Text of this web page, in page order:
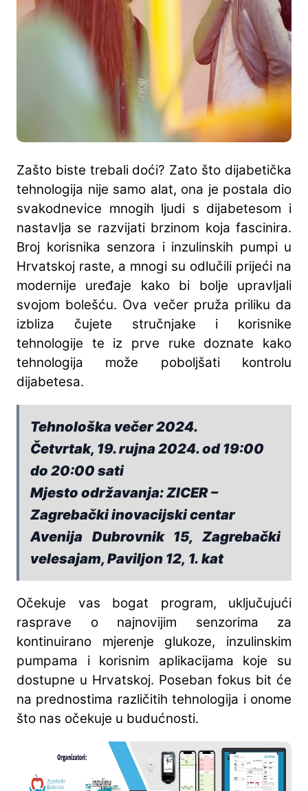
Zašto biste trebali doći? Zato što dijabetička
tehnologija nije samo alat, ona je postala dio
svakodnevice mnogih ljudi s dijabetesom i
nastavlja se razvijati brzinom koja fascinira.
Broj korisnika senzora i inzulinskih pumpi u
Hrvatskoj raste, a mnogi su odlučili prijeći na
modernije uređaje kako bi bolje upravljali
svojom bolešću. Ova večer pruža priliku da
izbliza čujete stručnjake i korisnike
tehnologije te iz prve ruke doznate kako
tehnologija može poboljšati kontrolu
dijabetesa.
Tehnološka večer 2024.
Četvrtak, 19. rujna 2024. od 19:00
do 20:00 sati
Mjesto održavanja: ZICER –
Zagrebački inovacijski centar
Avenija Dubrovnik 15, Zagrebački
velesajam, Paviljon 12, 1. kat
Očekuje vas bogat program, uključujući
rasprave o najnovijim senzorima za
kontinuirano mjerenje glukoze, inzulinskim
pumpama i korisnim aplikacijama koje su
dostupne u Hrvatskoj. Poseban fokus bit će
na prednostima različitih tehnologija i onome
što nas očekuje u budućnosti.